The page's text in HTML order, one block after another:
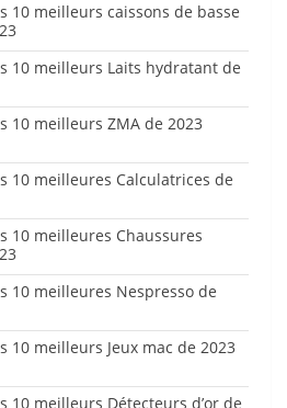
10 meilleurs caissons de basse
10 meilleurs Laits hydratant de
10 meilleurs ZMA de 2023
10 meilleures Calculatrices de
10 meilleures Chaussures
10 meilleures Nespresso de
10 meilleurs Jeux mac de 2023
10 meilleurs Détecteurs d’or de